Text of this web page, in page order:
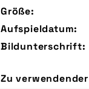
Größe:
Aufspieldatum:
Bildunterschrift:
Zu